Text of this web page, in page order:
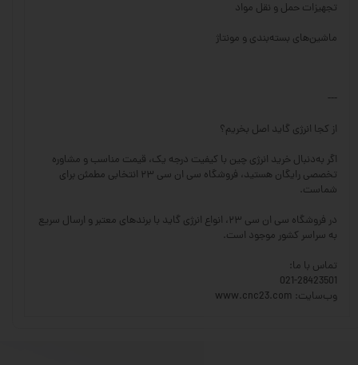
تجهیزات حمل و نقل مواد
ماشین‌های بسته‌بندی و مونتاژ
---
از کجا انرژی گاید اصل بخریم؟
اگر به‌دنبال خرید انرژی چین با کیفیت درجه یک، قیمت مناسب و مشاوره
تخصصی رایگان هستید، فروشگاه سی ان سی ۲۳ انتخابی مطمئن برای
شماست.
در فروشگاه سی ان سی ۲۳، انواع انرژی گاید با برندهای معتبر و ارسال سریع
به سراسر کشور موجود است.
تماس با ما:
021-28423501
وب‌سایت: www.cnc23.com